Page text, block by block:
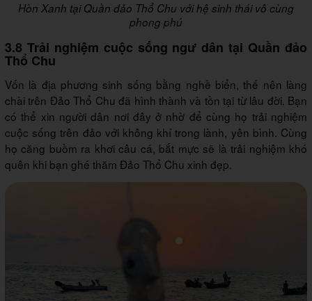
Hòn Xanh tại Quần đảo Thổ Chu với hệ sinh thái vô cùng
phong phú
3.8 Trải nghiệm cuộc sống ngư dân tại Quần đảo
Thổ Chu
Vốn là địa phương sinh sống bằng nghề biển, thế nên làng
chài trên Đảo Thổ Chu đã hình thành và tồn tại từ lâu đời. Bạn
có thể xin người dân nơi đây ở nhờ để cùng họ trải nghiệm
cuộc sống trên đảo với không khí trong lành, yên bình. Cùng
họ căng buồm ra khơi câu cá, bắt mực sẽ là trải nghiệm khó
quên khi bạn ghé thăm Đảo Thổ Chu xinh đẹp.